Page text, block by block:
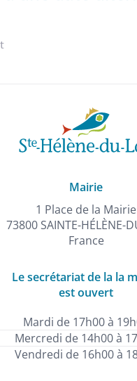
Mairie
1 Place de la Mairie
73800 SAINTE-HÉLÈNE-
France
Le secrétariat de la la
est ouvert
Mardi de 17h00 à
Mercredi de 14h00 à
Vendredi de 16h00 à